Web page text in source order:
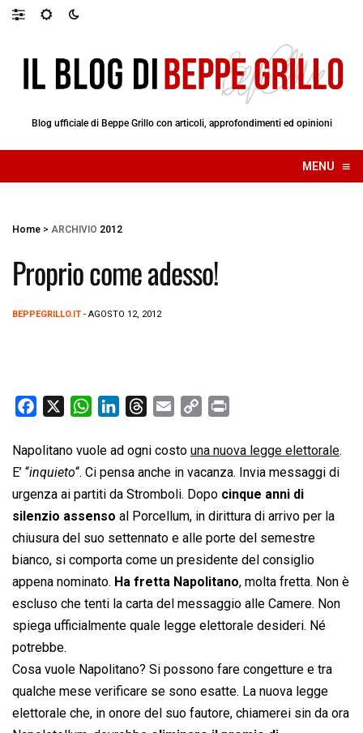
Blog ufficiale di Beppe Grillo con articoli, approfondimenti ed opinioni
MENU ≡
☰
Home > ARCHIVIO 2012
Proprio come adesso!
BEPPEGRILLO.IT - AGOSTO 12, 2012
c
e
b
o
o
k
W
a
t
s
A
p
p
n
k
e
d
I
n
r
e
a
d
s
a
i
l
p
y
L
i
n
k
i
n
t
Napolitano vuole ad ogni costo una nuova legge elettorale.
E’ “inquieto“. Ci pensa anche in vacanza. Invia messaggi di
urgenza ai partiti da Stromboli. Dopo cinque anni di
silenzio assenso al Porcellum, in dirittura di arrivo per la
chiusura del suo settennato e alle porte del semestre
bianco, si comporta come un presidente del consiglio
appena nominato. Ha fretta Napolitano, molta fretta. Non è
escluso che tenti la carta del messaggio alle Camere. Non
spiega ufficialmente quale legge elettorale desideri. Né
potrebbe.
Cosa vuole Napolitano? Si possono fare congetture e tra
qualche mese verificare se sono esatte. La nuova legge
elettorale che, in onore del suo fautore, chiamerei sin da ora